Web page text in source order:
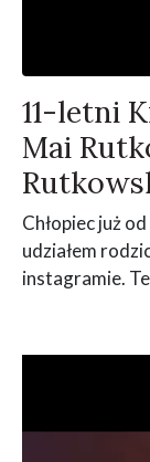
11-letni
Mai
Chłopiec już
udziałem
instagramie.